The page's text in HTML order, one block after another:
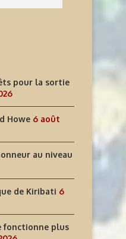
pour la sortie
Howe 6 août
au niveau
de Kiribati 6
fonctionne plus